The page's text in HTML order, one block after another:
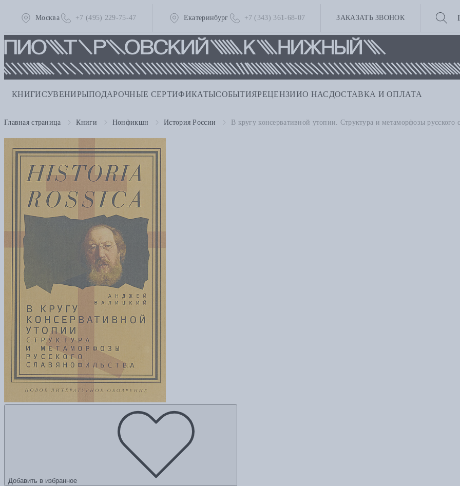
Москва +7 (495) 229-75-47 Екатеринбург +7 (343) 361-68-07 ЗАКАЗАТЬ ЗВОНОК
КНИГИСУВЕНИРЫПОДАРОЧНЫЕ СЕРТИФИКАТЫСОБЫТИЯРЕЦЕНЗИИО НАС ДОСТАВКА И ОПЛАТА
Главная страница Книги Нонфикшн История России В кругу консервативной утопии. Структура и метаморфозы
Добавить в избранное